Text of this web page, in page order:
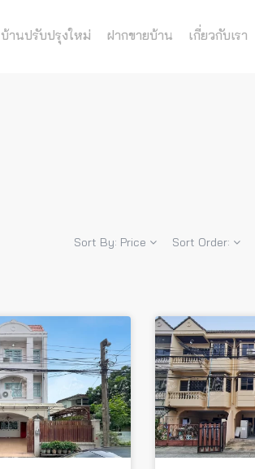
บ้านปรับปรุงใหม่ ฝากขายบ้าน เกี่ยวกับเรา
Sort By: Price Sort Order: